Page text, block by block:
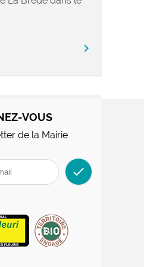
chevron_right
VOUS
de la Mairie
check